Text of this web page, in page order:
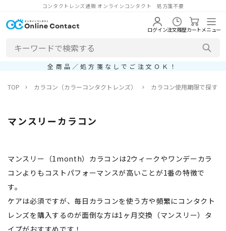
コンタクトレンズ通販 オンラインコンタクト 処方箋不要
ログイン注文履歴カートメニュー
全商品／処方箋なしでご注文ＯＫ！
TOP カラコン（カラーコンタクトレンズ） カラコン使用期限で探す
マンスリーカラコン
マンスリー（1month）カラコンは2ウィークやワンデーカラ
コンよりもコストパフォーマンスが高いことが1番の特徴で
す。
ケアは必須ですが、毎日カラコンを使う方や頻繁にコンタクト
レンズを購入するのが面倒な方は1ヶ月交換（マンスリー）タ
イプがおすすめです！